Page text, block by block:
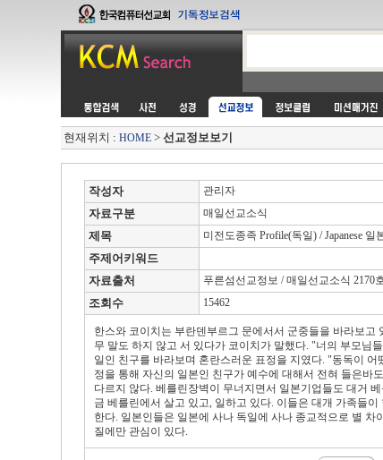
현재위치 : HOME> 선교정보보기
작성자 관리자
자료구분
매일선교소식
제목 미전도종족 Profile(독일) / Japanese 일
주제어키워드
자료출처 푸른섬선교정보 / 매일선교소식 2170
조회수
15462
한스와 코이치는 부란덴부르그 문에서서 군중들을 바라보고
무 말도 하지 않고 서 있다가 코이치가 말했다. "너의 부모님
일인 친구를 바라보며 혼란스러운 표정을 지였다. "동독이
정을 통해 자신의 일본인 친구가 예수에 대해서 전혀 들은바
다르지 않다. 베를린장벽이 무너지면서 일본기업들도 대거
금 베를린에서 살고 있고, 일하고 있다. 이들은 대개 가족들
한다. 일본인들은 일본에 사나 독일에 사나 종교적으로 별
질에만 관심이 있다.